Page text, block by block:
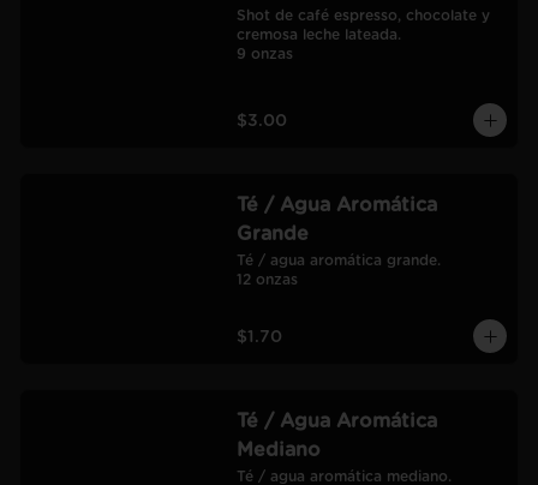
Shot de café espresso, chocolate y
cremosa leche lateada.
9 onzas
$3.00
Té / Agua Aromática
Grande
Té / agua aromática grande.
12 onzas
$1.70
Té / Agua Aromática
Mediano
Té / agua aromática mediano.